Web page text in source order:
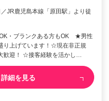
JR鹿児島本線「原田駅」より徒
・ブランクある方もOK ★男性
り上げています！☆現在非正規
歓迎！ ☆接客経験を活かし…
詳細を見る